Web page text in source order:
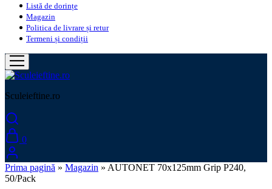
Listă de dorințe
Magazin
Politica de livrare și retur
Termeni și condiții
Sculeieftine.ro
0
Prima pagină » Magazin » AUTONET 70x125mm Grip P240,
50/Pack